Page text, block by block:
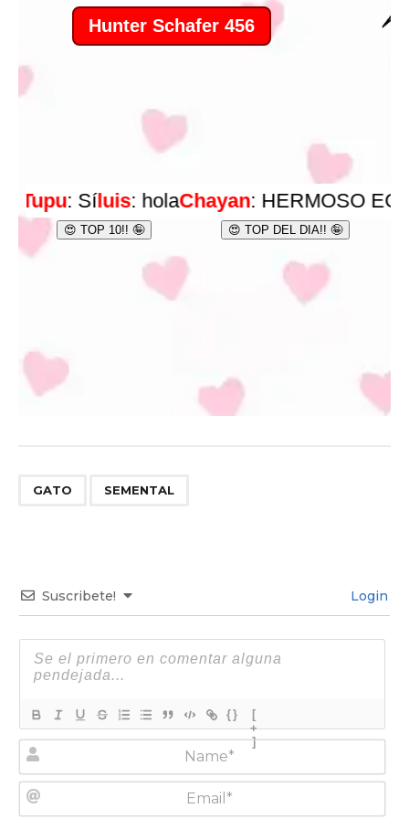
GATO SEMENTAL
Suscribete! Login
{}
[
+
]
N
a